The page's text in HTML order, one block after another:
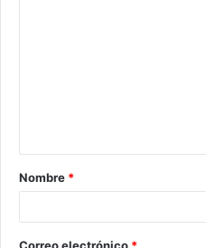
Nombre *
Correo electrónico *